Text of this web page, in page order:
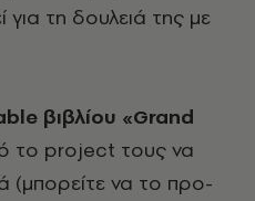
για τη δουλειά της με
βιβλίου «Grand
το project τους να
(μπορείτε να το προ-